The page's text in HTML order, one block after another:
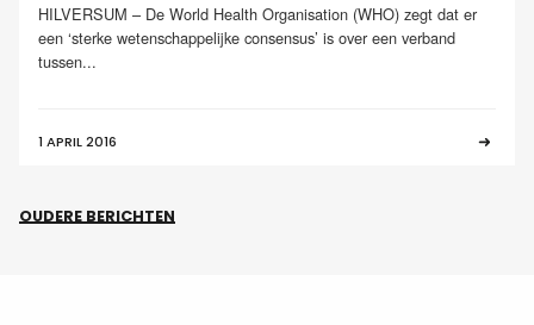
HILVERSUM – De World Health Organisation (WHO) zegt dat er
een ‘sterke wetenschappelijke consensus’ is over een verband
tussen...
1 APRIL 2016
OUDERE BERICHTEN